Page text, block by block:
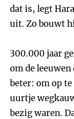
dat is, legt
uit. Zo bouwt
300.000 jaar
om de
beter: om op
uurtje
bezig waren.